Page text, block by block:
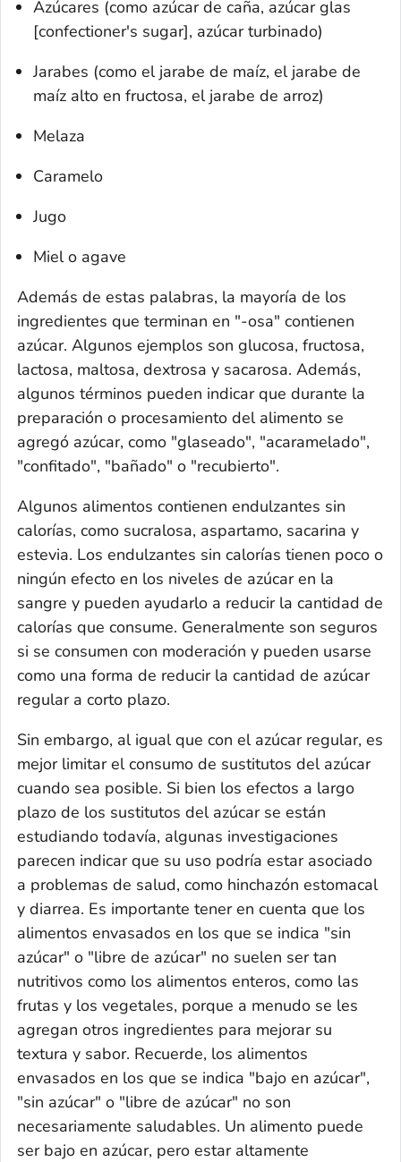
Azúcares (como azúcar de caña, azúcar glas
[confectioner's sugar], azúcar turbinado)
Jarabes (como el jarabe de maíz, el jarabe de
maíz alto en fructosa, el jarabe de arroz)
Melaza
Caramelo
Jugo
Miel o agave
Además de estas palabras, la mayoría de los
ingredientes que terminan en "-osa" contienen
azúcar. Algunos ejemplos son glucosa, fructosa,
lactosa, maltosa, dextrosa y sacarosa. Además,
algunos términos pueden indicar que durante la
preparación o procesamiento del alimento se
agregó azúcar, como "glaseado", "acaramelado",
"confitado", "bañado" o "recubierto".
Algunos alimentos contienen endulzantes sin
calorías, como sucralosa, aspartamo, sacarina y
estevia. Los endulzantes sin calorías tienen poco o
ningún efecto en los niveles de azúcar en la
sangre y pueden ayudarlo a reducir la cantidad de
calorías que consume. Generalmente son seguros
si se consumen con moderación y pueden usarse
como una forma de reducir la cantidad de azúcar
regular a corto plazo.
Sin embargo, al igual que con el azúcar regular, es
mejor limitar el consumo de sustitutos del azúcar
cuando sea posible. Si bien los efectos a largo
plazo de los sustitutos del azúcar se están
estudiando todavía, algunas investigaciones
parecen indicar que su uso podría estar asociado
a problemas de salud, como hinchazón estomacal
y diarrea. Es importante tener en cuenta que los
alimentos envasados en los que se indica "sin
azúcar" o "libre de azúcar" no suelen ser tan
nutritivos como los alimentos enteros, como las
frutas y los vegetales, porque a menudo se les
agregan otros ingredientes para mejorar su
textura y sabor. Recuerde, los alimentos
envasados en los que se indica "bajo en azúcar",
"sin azúcar" o "libre de azúcar" no son
necesariamente saludables. Un alimento puede
ser bajo en azúcar, pero estar altamente